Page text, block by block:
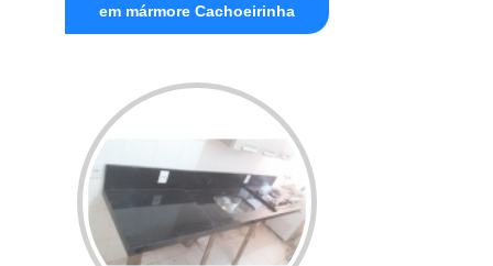
em mármore Cachoeirinha